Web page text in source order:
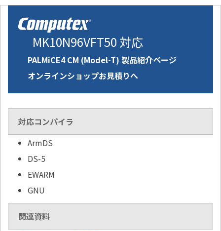
MK10N96VFT50 対応
PALMiCE4 CM (Model-T) 製品紹介ページ
オンラインショップお見積りへ
対応コンパイラ
ArmDS
DS-5
EWARM
GNU
関連資料